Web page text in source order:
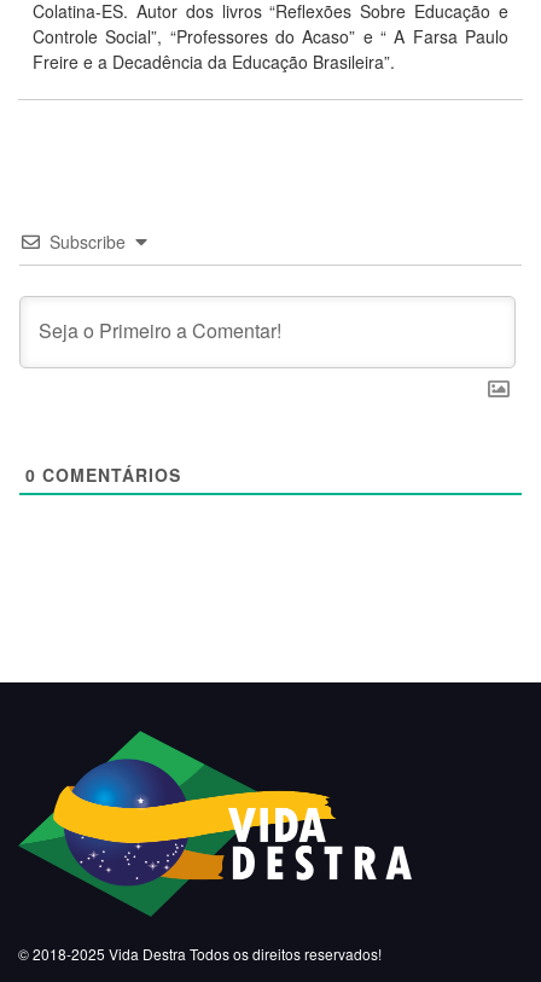
Colatina-ES. Autor dos livros “Reflexões Sobre Educação e
Controle Social”, “Professores do Acaso” e “ A Farsa Paulo
Freire e a Decadência da Educação Brasileira”.
Subscribe
0 COMENTÁRIOS
© 2018-2025 Vida Destra Todos os direitos reservados!